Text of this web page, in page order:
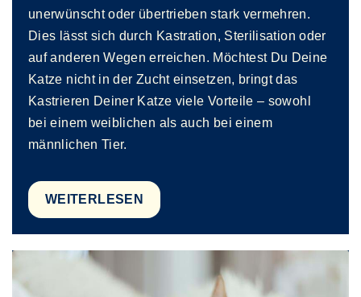
unerwünscht oder übertrieben stark vermehren.
Dies lässt sich durch Kastration, Sterilisation oder
auf anderen Wegen erreichen. Möchtest Du Deine
Katze nicht in der Zucht einsetzen, bringt das
Kastrieren Deiner Katze viele Vorteile – sowohl
bei einem weiblichen als auch bei einem
männlichen Tier.
WEITERLESEN